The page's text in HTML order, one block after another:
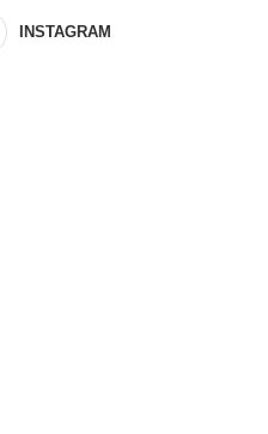
INSTAGRAM